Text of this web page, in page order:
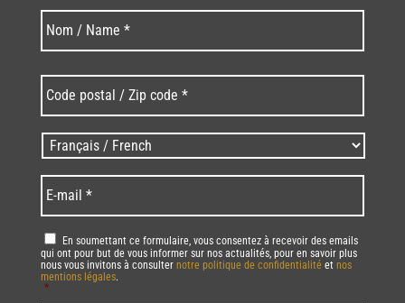
Nom * Nom
postal
/
Zip
code
* *
Langues
/
Language *
mail *
RGPD *
En soumettant ce formulaire, vous consentez à recevoir des emails
qui ont pour but de vous informer sur nos actualités, pour en savoir plus
nous vous invitons à consulter notre politique de confidentialité et nos
mentions légales.
*